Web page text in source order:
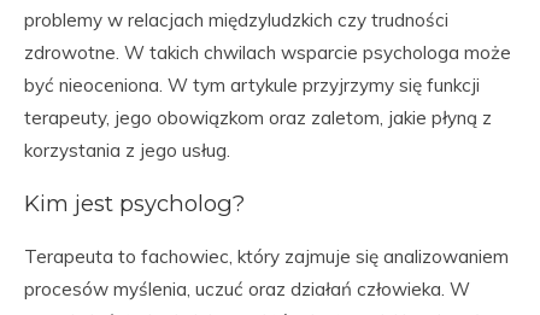
problemy w relacjach międzyludzkich czy trudności
zdrowotne. W takich chwilach wsparcie psychologa może
być nieoceniona. W tym artykule przyjrzymy się funkcji
terapeuty, jego obowiązkom oraz zaletom, jakie płyną z
korzystania z jego usług.
Kim jest psycholog?
Terapeuta to fachowiec, który zajmuje się analizowaniem
procesów myślenia, uczuć oraz działań człowieka. W